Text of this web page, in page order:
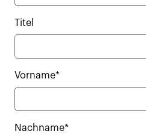
Titel
Vorname*
Nachname*